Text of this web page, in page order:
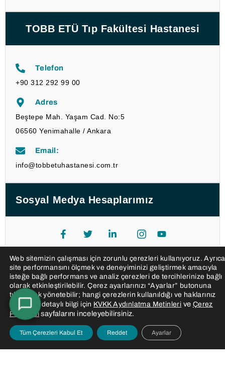
TOBB ETÜ Tıp Fakültesi Hastanesi
Telefon
+90 312 292 99 00
Adres
Beştepe Mah. Yaşam Cad. No:5
06560 Yenimahalle / Ankara
Email:
info@tobbetuhastanesi.com.tr
Sosyal Medya Hesaplarımız
Web sitemizin çalışması için zorunlu çerezleri kullanıyoruz. Ayrıca
site performansını ölçmek ve deneyiminizi geliştirmek amacıyla
isteğe bağlı performans ve analiz çerezleri de tercihlerinize bağlı
olarak etkinleştirilebilir. Çerez ayarlarınızı “Ayarlar” butonuna
tıklayarak yönetebilir; hangi çerezlerin kullanıldığı ve haklarınız
hakkında detaylı bilgi için KVKK Aydınlatma Metinleri ve Çerez
Politikasısayfalarını inceleyebilirsiniz.
Tüm Çerezleri Kabul Et Reddet Ayarlar